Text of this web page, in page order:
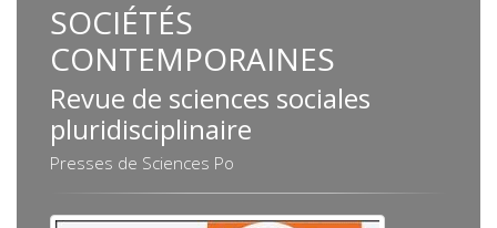
SOCIÉTÉS
CONTEMPORAINES
Revue de sciences sociales
pluridisciplinaire
Presses de Sciences Po